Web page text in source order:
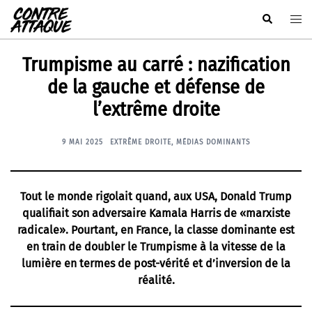
Aller
au
contenu
Rechercher
Trumpisme au carré : nazification
de la gauche et défense de
l’extrême droite
9 MAI 2025 EXTRÊME DROITE, MÉDIAS DOMINANTS
Tout le monde rigolait quand, aux USA, Donald Trump
qualifiait son adversaire Kamala Harris de «marxiste
radicale». Pourtant, en France, la classe dominante est
en train de doubler le Trumpisme à la vitesse de la
lumière en termes de post-vérité et d’inversion de la
réalité.